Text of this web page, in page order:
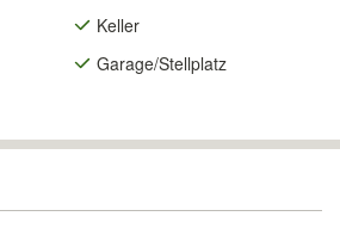
Keller
Garage/Stellplatz